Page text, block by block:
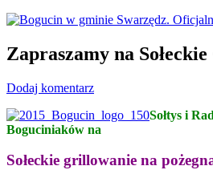
Zapraszamy na
Dodaj komentarz
Sołtys i
Boguciniaków na
Sołeckie grillowanie na